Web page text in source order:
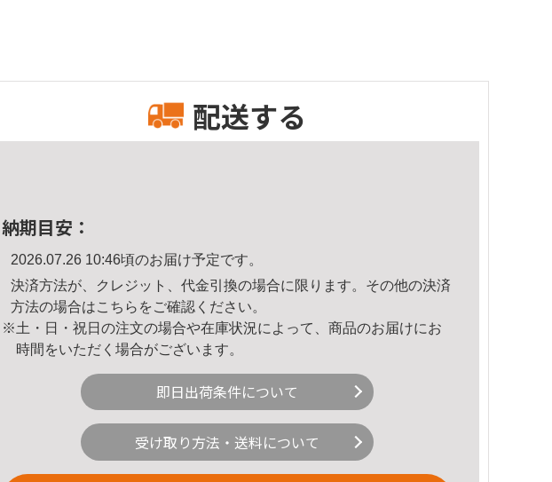
配送する
納期目安：
2026.07.26 10:46頃のお届け予定です。
決済方法が、クレジット、代金引換の場合に限ります。その他の決済
方法の場合はこちら をご確認ください。
※土・日・祝日の注文の場合や在庫状況によって、商品のお届けにお
時間をいただく場合がございます。
即日出荷条件について
受け取り方法・送料について